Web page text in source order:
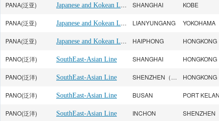
PANA(泛亚) Japanese and Kokean Line SHANGHAI KOBE
PANA(泛亚) Japanese and Kokean Line LIANYUNGANG YOKOHAMA
PANA(泛亚) Japanese and Kokean Line HAIPHONG HONGKONG
PANO(泛洋) SouthEast-Asian Line SHANGHAI HONGKONG
PANO(泛洋) SouthEast-Asian Line SHENZHEN（CHIWAN） HONGKONG
PANO(泛洋) SouthEast-Asian Line BUSAN PORT
PANO(泛洋) SouthEast-Asian Line INCHON